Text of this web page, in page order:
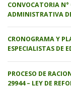
CONVOCATORIA N°
ADMINISTRATIVA
CRONOGRAMA Y
ESPECIALISTAS DE
PROCESO DE
29944 – LEY DE